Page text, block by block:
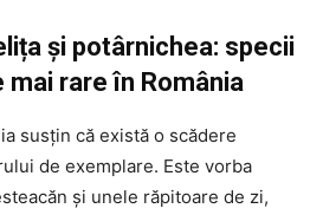
și potârnichea: specii
mai rare în România
susțin că există o scădere
de exemplare. Este vorba
și unele răpitoare de zi,